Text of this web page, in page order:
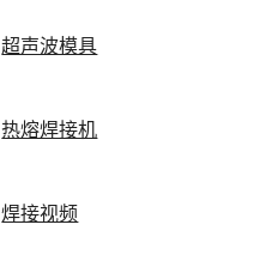
超声波模具
热熔焊接机
焊接视频